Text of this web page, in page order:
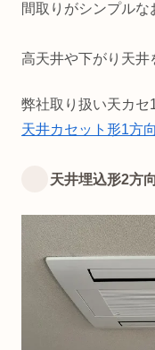
間取りがシンプルな
高天井や下がり天井
弊社取り扱い天カセ
天井カセット形1方向
天井埋込形2方